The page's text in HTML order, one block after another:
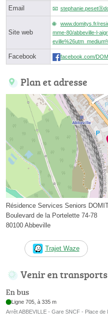
Email
Site web
www.domitys.fr/
mme-80/abbeville-l-
Facebook facebook.com/
Plan et adresse
Résidence Services Seniors
Boulevard de la Portelette 74-78
80100 Abbeville
Trajet Waze
Venir en
En bus
Ligne 705, à 335 m
Arrêt ABBEVILLE - Gare SNCF - Place de